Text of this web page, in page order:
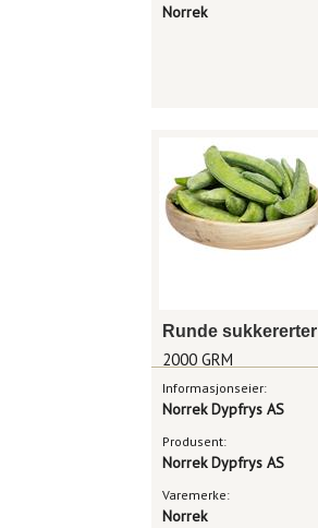
Norrek
Runde sukkererter
2000 GRM
Informasjonseier:
Norrek Dypfrys AS
Produsent:
Norrek Dypfrys AS
Varemerke:
Norrek